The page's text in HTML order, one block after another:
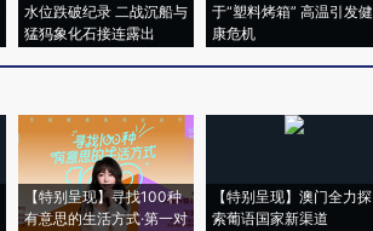
水位跌破纪录 二战沉船与
猛犸象化石接连露出
于“塑料烤箱” 高温引发健
康危机
【特别呈现】寻找100种
有意思的生活方式·第一对
【特别呈现】澳门全力探
索葡语国家新渠道